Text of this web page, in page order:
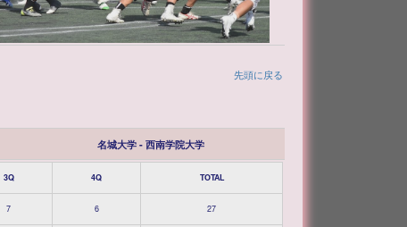
先頭に戻る
名城大学 - 西南学院大学
3Q 4Q TOTAL
7 6 27